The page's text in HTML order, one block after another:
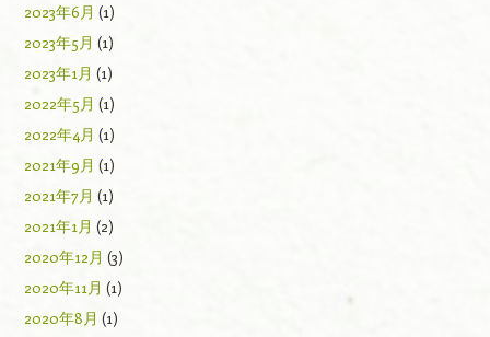
2023年6月 (1)
2023年5月 (1)
2023年1月 (1)
2022年5月 (1)
2022年4月 (1)
2021年9月 (1)
2021年7月 (1)
2021年1月 (2)
2020年12月 (3)
2020年11月 (1)
2020年8月 (1)